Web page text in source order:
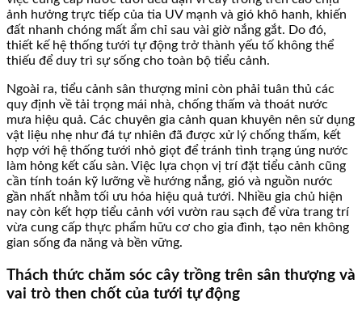
ảnh hưởng trực tiếp của tia UV mạnh và gió khô hanh, khiến
đất nhanh chóng mất ẩm chỉ sau vài giờ nắng gắt. Do đó,
thiết kế hệ thống tưới tự động trở thành yếu tố không thể
thiếu để duy trì sự sống cho toàn bộ tiểu cảnh.
Ngoài ra, tiểu cảnh sân thượng mini còn phải tuân thủ các
quy định về tải trọng mái nhà, chống thấm và thoát nước
mưa hiệu quả. Các chuyên gia cảnh quan khuyên nên sử dụng
vật liệu nhẹ như đá tự nhiên đã được xử lý chống thấm, kết
hợp với hệ thống tưới nhỏ giọt để tránh tình trạng úng nước
làm hỏng kết cấu sàn. Việc lựa chọn vị trí đặt tiểu cảnh cũng
cần tính toán kỹ lưỡng về hướng nắng, gió và nguồn nước
gần nhất nhằm tối ưu hóa hiệu quả tưới. Nhiều gia chủ hiện
nay còn kết hợp tiểu cảnh với vườn rau sạch để vừa trang trí
vừa cung cấp thực phẩm hữu cơ cho gia đình, tạo nên không
gian sống đa năng và bền vững.
Thách thức chăm sóc cây trồng trên sân thượng và
vai trò then chốt của tưới tự động